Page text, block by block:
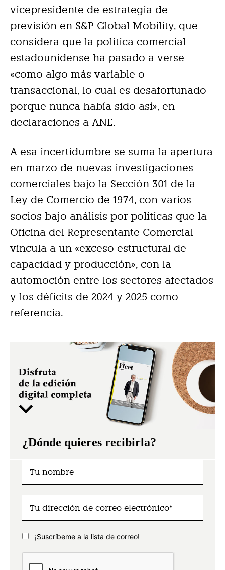
vicepresidente de estrategia de
previsión en S&P Global Mobility, que
considera que la política comercial
estadounidense ha pasado a verse
«como algo más variable o
transaccional, lo cual es desafortunado
porque nunca había sido así», en
declaraciones a ANE.
A esa incertidumbre se suma la apertura
en marzo de nuevas investigaciones
comerciales bajo la Sección 301 de la
Ley de Comercio de 1974, con varios
socios bajo análisis por políticas que la
Oficina del Representante Comercial
vincula a un «exceso estructural de
capacidad y producción», con la
automoción entre los sectores afectados
y los déficits de 2024 y 2025 como
referencia.
¿Dónde quieres recibirla?
¡Suscríbeme a la lista de correo!